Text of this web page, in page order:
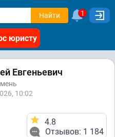
Найти 1
юристу
Евгеньевич
10:02
4.8
Отзывов: 1 184